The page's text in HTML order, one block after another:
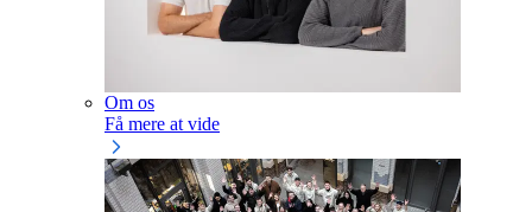
Om os
Få mere at vide